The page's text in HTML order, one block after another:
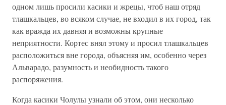
одном лишь просили касики и жрецы, чтоб наш отряд
тлашкальцев, во всяком случае, не входил в их город, так
как вражда их давняя и возможны крупные
неприятности. Кортес внял этому и просил тлашкальцев
расположиться вне города, объясняя им, особенно через
Альварадо, разумность и необидность такого
распоряжения.
Когда касики Чолулы узнали об этом, они несколько